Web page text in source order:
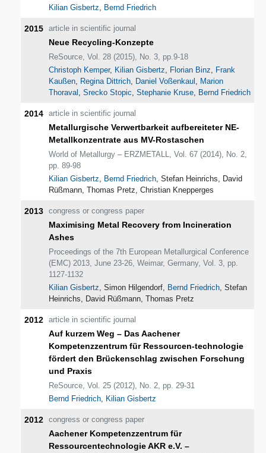
Kilian Gisbertz, Bernd Friedrich
2015 article in scientific journal
Neue Recycling-Konzepte
ReSource, Vol. 28 (2015), No. 3, pp.9-18
Christoph Kemper, Kilian Gisbertz, Florian Binz, Frank
Kaußen, Regina Dittrich, Daniel Voßenkaul , Marion
Thoraval ,Srecko Stopic,Stephanie Kruse, Bernd Friedrich
2014 article in scientific journal
Metallurgische Verwertbarkeit aufbereiteter NE-
Metallkonzentrate aus MV-Rostaschen
World of Metallurgy – ERZMETALL, Vol. 67 (2014), No. 2,
pp. 89-98
Kilian Gisbertz, Bernd Friedrich, Stefan Heinrichs, David
Rüßmann, Thomas Pretz, Christian Knepperges
2013 congress or congress paper
Maximising Metal Recovery from Incineration
Ashes
Proceedings of the 7th European Metallurgical Conference
(EMC) 2013, June 23-26, Weimar, Germany, Vol. 3, pp.
1127-1132
Kilian Gisbertz, Simon Hilgendorf, Bernd Friedrich, Stefan
Heinrichs, David Rüßmann, Thomas Pretz
2012 article in scientific journal
Auf kurzem Weg – Das Aachener
Kompetenzzentrum für Ressourcen-technologie
fördert den Brückenschlag zwischen Forschung
und Praxis
ReSource, Vol. 25 (2012), No. 2, pp. 29-31
Bernd Friedrich, Kilian Gisbertz
2012 congress or congress paper
Aachener Kompetenzzentrum für
Ressourcentechnologie AKR e.V. –